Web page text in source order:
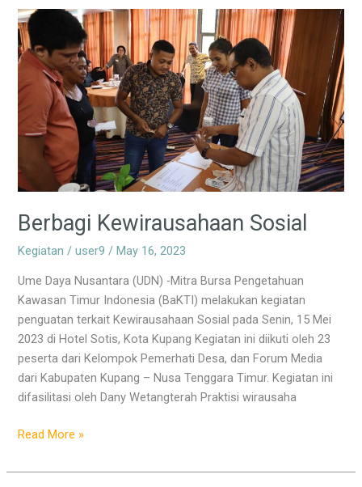
Berbagi Kewirausahaan Sosial
Kegiatan /user9/May 16, 2023
Ume Daya Nusantara (UDN) -Mitra Bursa Pengetahuan
Kawasan Timur Indonesia (BaKTI) melakukan kegiatan
penguatan terkait Kewirausahaan Sosial pada Senin, 15 Mei
2023 di Hotel Sotis, Kota Kupang Kegiatan ini diikuti oleh 23
peserta dari Kelompok Pemerhati Desa, dan Forum Media
dari Kabupaten Kupang – Nusa Tenggara Timur. Kegiatan ini
difasilitasi oleh Dany Wetangterah Praktisi wirausaha
Berbagi
Kewirausahaan
Sosial
Read More »